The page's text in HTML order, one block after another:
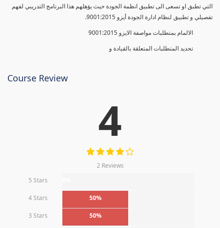
التي تطبق او تسعى الى تطبيق انظمة الجودة حيث يؤهلهم هذا البرنامج التدريبي لفهم
تفصيلي و تطبيق لنظام ادارة الجودة أيزو 9001:2015.
الالمام بمتطلبات مواصفة الايزو 9001:2015
تحديد المتطلبات المتعلقة بالقيادة و
Course Review
4
2 Reviews
5 Stars
4 Stars 50%
3 Stars 50%